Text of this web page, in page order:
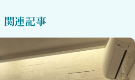
関連記事